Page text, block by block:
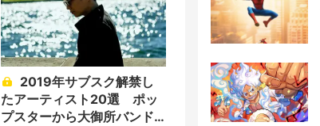
たアーティスト20選 ポッ
プスターから大御所バンド